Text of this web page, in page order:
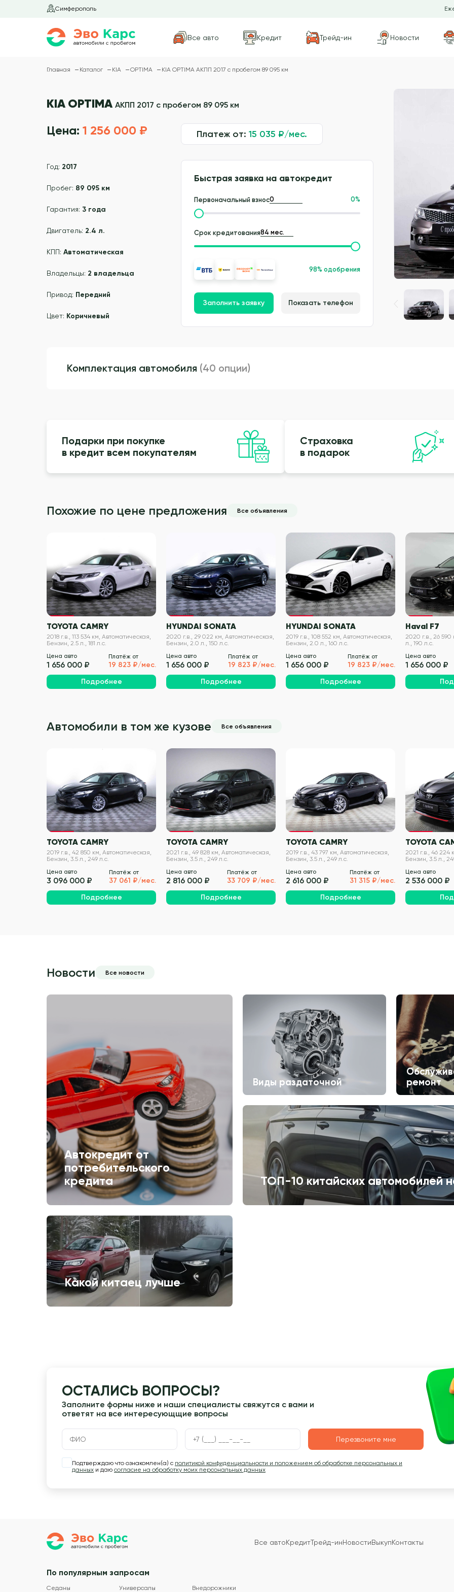
Симферополь
Все авто Кредит Трейд-ин Новости
Главная Каталог KIA OPTIMA KIA OPTIMA АКПП 2017 с пробегом 89 095 км
KIA OPTIMA АКПП 2017 с пробегом 89 095 км
Цена: 1 256 000 ₽
Год: 2017
Пробег: 89 095 км
Гарантия: 3 года
Двигатель: 2.4 л.
КПП: Автоматическая
Владельцы: 2 владельца
Привод: Передний
Цвет: Коричневый
Платеж от: 15 035 ₽/мес.
Быстрая заявка на автокредит
Первоначальный взнос 0%
Срок кредитования
98% одобрения
Заполнить заявку Показать телефон
Комплектация автомобиля (40 опции)
Подарки при покупке
в кредит всем покупателям
Страховка
в подарок
Похожие по цене предложения Все объявления
VIN проверен
TOYOTA CAMRY
2018 г.в., 113 534 км, Автоматическая,
Бензин, 2.5 л., 181 л.с.
Цена авто
1 656 000 ₽
Платёж от
19 823 ₽/мес.
Подробнее
VIN проверен
HYUNDAI SONATA
2020 г.в., 29 022 км, Автоматическая,
Бензин, 2.0 л., 150 л.с.
Цена авто
1 656 000 ₽
Платёж от
19 823 ₽/мес.
Подробнее
VIN проверен
HYUNDAI SONATA
2019 г.в., 108 552 км, Автоматическая,
Бензин, 2.0 л., 160 л.с.
Цена авто
1 656 000 ₽
Платёж от
19 823 ₽/мес.
Подробнее
Haval F7
2020 г.в., 26 590
л., 190 л.с.
Цена авто
1 656 000 ₽
Автомобили в том же кузове Все объявления
VIN проверен
TOYOTA CAMRY
2019 г.в., 42 850 км, Автоматическая,
Бензин, 3.5 л., 249 л.с.
Цена авто
3 096 000 ₽
Платёж от
37 061 ₽/мес.
Подробнее
VIN проверен
TOYOTA CAMRY
2021 г.в., 49 828 км, Автоматическая,
Бензин, 3.5 л., 249 л.с.
Цена авто
2 816 000 ₽
Платёж от
33 709 ₽/мес.
Подробнее
VIN проверен
TOYOTA CAMRY
2019 г.в., 43 797 км, Автоматическая,
Бензин, 3.5 л., 249 л.с.
Цена авто
2 616 000 ₽
Платёж от
31 315 ₽/мес.
Подробнее
TOYOTA
2021 г.в., 46 224
Бензин, 3.5 л.,
Цена авто
2 536 000 ₽
Новости Все новости
Автокредит от
потребительского
кредита
Виды раздаточной
ремонт
ТОП-10 китайских автомобилей
Какой китаец лучше
ОСТАЛИСЬ ВОПРОСЫ?
Заполните формы ниже и наши специалисты свяжутся с вами и
ответят на все интересующщие вопросы
Перезвоните мне
Подтверждаю что ознакомлен(а) с политикой конфиденциальности и положением об обработке персональных и
данных и даю согласие на обработку моих персональных данных
Все автоКредитТрейд-инНовостиВыкупКонтакты
По популярным запросам
Седаны Универсалы Внедорожники